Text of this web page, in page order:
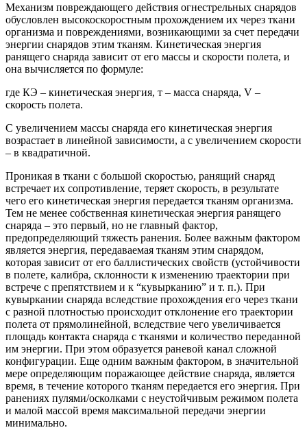
Механизм повреждающего действия огнестрельных снарядов
обусловлен высокоскоростным прохождением их через ткани
организма и повреждениями, возникающими за счет передачи
энергии снарядов этим тканям. Кинетическая энергия
ранящего снаряда зависит от его массы и скорости полета, и
она вычисляется по формуле:
где КЭ – кинетическая энергия, т – масса снаряда, V –
скорость полета.
С увеличением массы снаряда его кинетическая энергия
возрастает в линейной зависимости, а с увеличением скорости
– в квадратичной.
Проникая в ткани с большой скоростью, ранящий снаряд
встречает их сопротивление, теряет скорость, в результате
чего его кинетическая энергия передается тканям организма.
Тем не менее собственная кинетическая энергия ранящего
снаряда – это первый, но не главный фактор,
предопределяющий тяжесть ранения. Более важным фактором
является энергия, передаваемая тканям этим снарядом,
которая зависит от его баллистических свойств (устойчивости
в полете, калибра, склонности к изменению траектории при
встрече с препятствием и к “кувырканию” и т. п.). При
кувыркании снаряда вследствие прохождения его через ткани
с разной плотностью происходит отклонение его траектории
полета от прямолинейной, вследствие чего увеличивается
площадь контакта снаряда с тканями и количество переданной
им энергии. При этом образуется раневой канал сложной
конфигурации. Еще одним важным фактором, в значительной
мере определяющим поражающее действие снаряда, является
время, в течение которого тканям передается его энергия. При
ранениях пулями/осколками с неустойчивым режимом полета
и малой массой время максимальной передачи энергии
минимально.